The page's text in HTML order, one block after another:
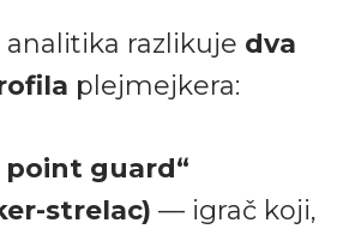
razlikuje dva
plejmejkera:
point guard“
strelac) — igrač koji,